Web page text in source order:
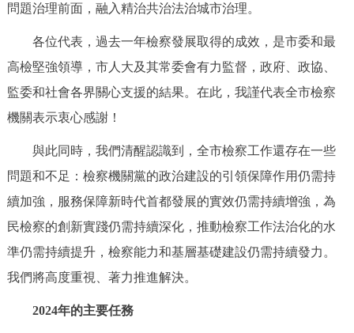
問題治理前面，融入精治共治法治城市治理。
各位代表，過去一年檢察發展取得的成效，是市委和最
高檢堅強領導，市人大及其常委會有力監督，政府、政協、
監委和社會各界關心支援的結果。在此，我謹代表全市檢察
機關表示衷心感謝！
與此同時，我們清醒認識到，全市檢察工作還存在一些
問題和不足：檢察機關黨的政治建設的引領保障作用仍需持
續加強，服務保障新時代首都發展的實效仍需持續增強，為
民檢察的創新實踐仍需持續深化，推動檢察工作法治化的水
準仍需持續提升，檢察能力和基層基礎建設仍需持續發力。
我們將高度重視、著力推進解決。
2024年的主要任務